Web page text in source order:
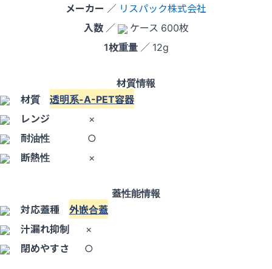
メーカー ／ リスパック株式会社
入数／
ケース 600枚
1枚重量／ 12g
材質情報
材質 透明系-A-PET容器
レンジ
×
耐油性
○
断熱性
×
蓋性能情報
対応蓋種 外嵌合蓋
汁漏れ抑制
×
閉めやすさ
○